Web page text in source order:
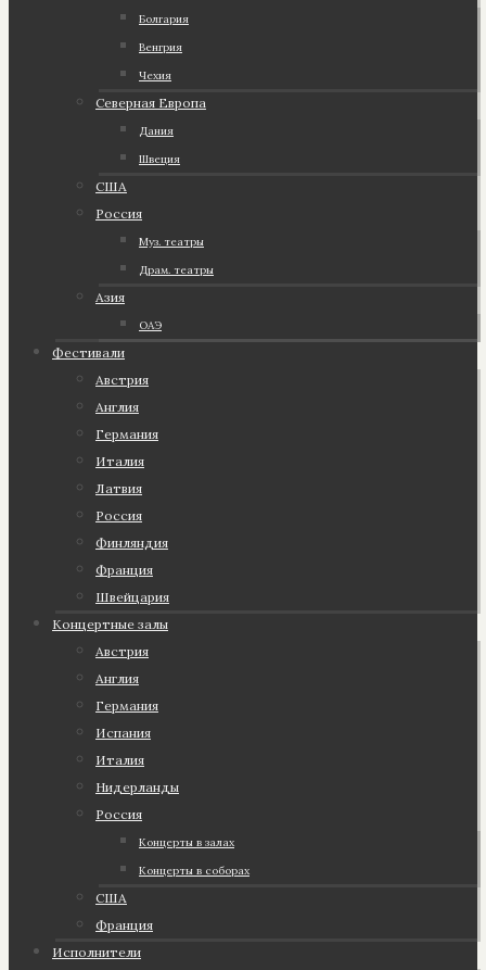
Болгария
Венгрия
Чехия
Северная Европа
Дания
Швеция
США
Россия
Муз. театры
Драм. театры
Азия
ОАЭ
Фестивали
Австрия
Англия
Германия
Италия
Латвия
Россия
Финляндия
Франция
Швейцария
Концертные залы
Австрия
Англия
Германия
Испания
Италия
Нидерланды
Россия
Концерты в залах
Концерты в соборах
США
Франция
Исполнители